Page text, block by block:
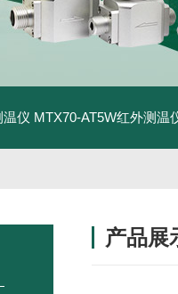
温仪 MTX70-AT5W红外测温
产品展